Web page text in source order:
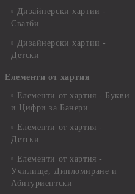
Дизайнерски хартии -
Сватби
Дизайнерски хартии -
Детски
Елементи от хартия
Елементи от хартия - Букви
и Цифри за Банери
Елементи от хартия -
Детски
Елементи от хартия -
Училище, Дипломиране и
Абитуриентски